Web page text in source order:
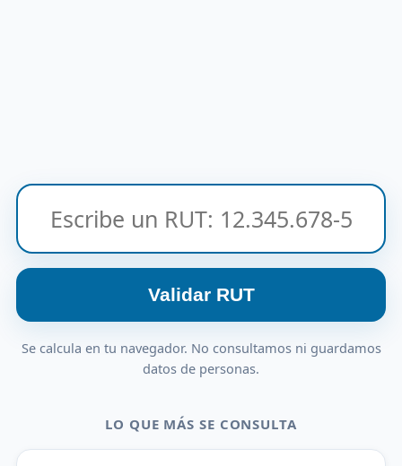
Validar RUT
Se calcula en tu navegador. No consultamos ni guardamos
datos de personas.
LO QUE MÁS SE CONSULTA